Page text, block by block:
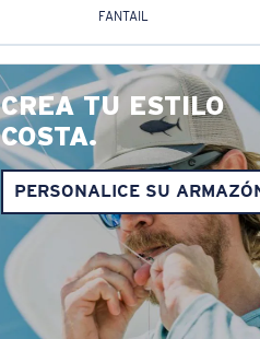
FANTAIL
CREA TU ESTILO
COSTA.
PERSONALICE SU